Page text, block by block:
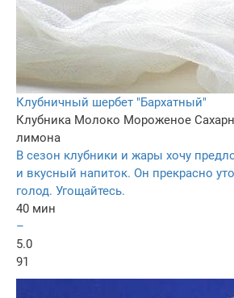
Клубничный шербет "Бархатный"
Клубника Молоко Мороженое
лимона
В сезон клубники и жары хочу
и вкусный напиток. Он прекрасно
голод. Угощайтесь.
40 мин
–
5.0
91